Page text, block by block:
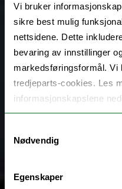
Vi bruker
sikre best mulig
nettsidene. Dette
bevaring av innstillinger
markedsføringsformål. Vi
tredjeparts-cookies. Les
informasjonskapslene
Nødvendig
Egenskaper